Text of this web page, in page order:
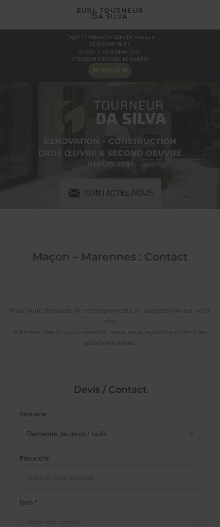
Dépôt:17 Avenue De Lattre De Tassigny
17320MARENNES
Bureau: 4 rue Gustave Oriot,
17560BOURCEFRANC LE CHAPUS
09 74 56 47 80
RENOVATION – CONSTRUCTION
GROS ŒUVRE & SECOND OEUVRE
DEPUIS 2001
CONTACTEZ-NOUS
Maçon – Marennes : Contact
Devis / Contact
Demande
Précisions
Nom *
EURL TOURNEUR
DA SILVA